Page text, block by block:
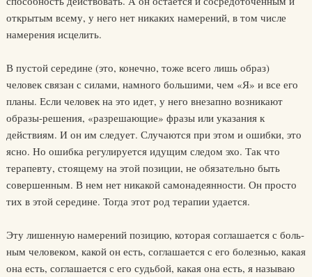
открытым всему, у него нет никаких намерений, в том числе
намерения исцелить.
В пустой середине (это, конечно, тоже всего лишь образ)
человек связан с силами, намного большими, чем «Я» и все его
планы. Если человек на это идет, у него внезапно возникают
образы-решения, «раз­решающие» фразы или указания к
действиям. И он им следует. Слу­чаются при этом и ошибки, это
ясно. Но ошибка регулируется иду­щим следом эхо. Так что
терапевту, стоящему на этой позиции, не обязательно быть
совершенным. В нем нет никакой самонадеяннос­ти. Он просто
тих в этой середине. Тогда этот род терапии удается.
Эту лишенную намерений позицию, которая соглашается с боль­
ным человеком, какой он есть, соглашается с его болезнью, какая
она есть, соглашается с его судьбой, какая она есть, я называю